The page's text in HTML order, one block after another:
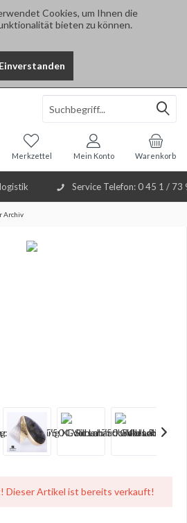
Cookies, um Ihnen die
bieten zu können.
Einverstanden
Service Telefon: 0 45 1 / 73
Warenkorb
Merkzettel Mein Konto
Archiv
Dieser Artikel ist bereits verkauft!